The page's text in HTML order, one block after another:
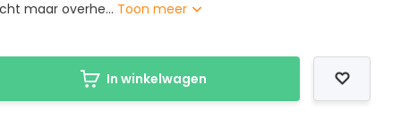
maar overhe... Toon meer
In winkelwagen